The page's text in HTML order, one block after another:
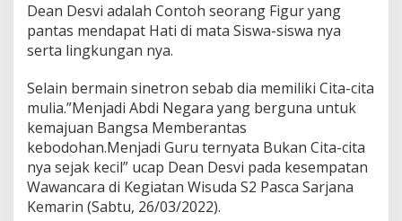
Dean Desvi adalah Contoh seorang Figur yang
pantas mendapat Hati di mata Siswa-siswa nya
serta lingkungan nya.
Selain bermain sinetron sebab dia memiliki Cita-cita
mulia.”Menjadi Abdi Negara yang berguna untuk
kemajuan Bangsa Memberantas
kebodohan.Menjadi Guru ternyata Bukan Cita-cita
nya sejak kecil” ucap Dean Desvi pada kesempatan
Wawancara di Kegiatan Wisuda S2 Pasca Sarjana
Kemarin (Sabtu, 26/03/2022).